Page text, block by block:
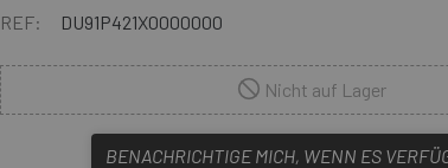
REF: DU91P421X0000000
Nicht auf Lager
BENACHRICHTIGE MICH, WENN ES